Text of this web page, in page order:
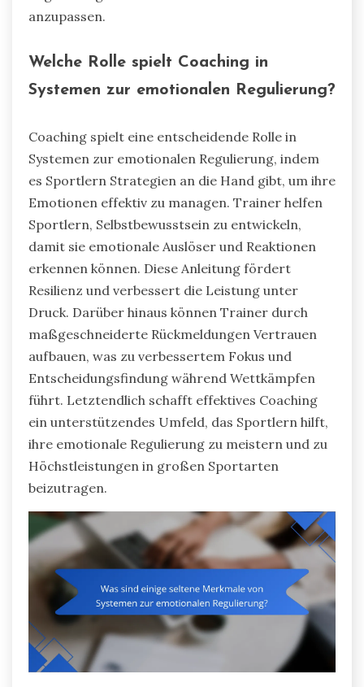
anzupassen.
Welche Rolle spielt Coaching in
Systemen zur emotionalen Regulierung?
Coaching spielt eine entscheidende Rolle in
Systemen zur emotionalen Regulierung, indem
es Sportlern Strategien an die Hand gibt, um ihre
Emotionen effektiv zu managen. Trainer helfen
Sportlern, Selbstbewusstsein zu entwickeln,
damit sie emotionale Auslöser und Reaktionen
erkennen können. Diese Anleitung fördert
Resilienz und verbessert die Leistung unter
Druck. Darüber hinaus können Trainer durch
maßgeschneiderte Rückmeldungen Vertrauen
aufbauen, was zu verbessertem Fokus und
Entscheidungsfindung während Wettkämpfen
führt. Letztendlich schafft effektives Coaching
ein unterstützendes Umfeld, das Sportlern hilft,
ihre emotionale Regulierung zu meistern und zu
Höchstleistungen in großen Sportarten
beizutragen.